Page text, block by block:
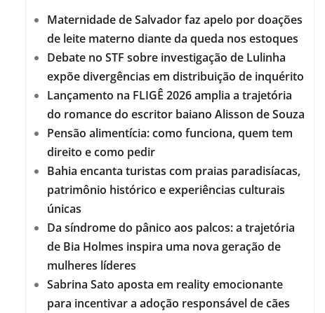
Maternidade de Salvador faz apelo por doações
de leite materno diante da queda nos estoques
Debate no STF sobre investigação de Lulinha
expõe divergências em distribuição de inquérito
Lançamento na FLIGÊ 2026 amplia a trajetória
do romance do escritor baiano Alisson de Souza
Pensão alimentícia: como funciona, quem tem
direito e como pedir
Bahia encanta turistas com praias paradisíacas,
patrimônio histórico e experiências culturais
únicas
Da síndrome do pânico aos palcos: a trajetória
de Bia Holmes inspira uma nova geração de
mulheres líderes
Sabrina Sato aposta em reality emocionante
para incentivar a adoção responsável de cães